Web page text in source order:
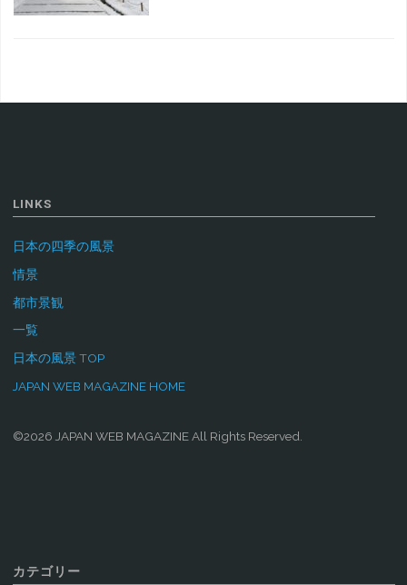
LINKS
日本の四季の風景
情景
都市景観
一覧
日本の風景 TOP
JAPAN WEB MAGAZINE HOME
©2026 JAPAN WEB MAGAZINE All Rights Reserved.
カテゴリー